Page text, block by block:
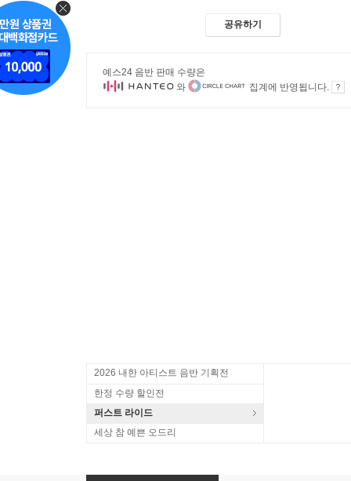
공유하기
예스24 음반 판매 수량은
와
집계에 반영됩니다.
2026 내한 아티스트 음반 기획전
한정 수량 할인전
퍼스트 라이드
세상 참 예쁜 오드리